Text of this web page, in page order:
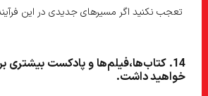
تعجب نکنید اگر مسیرهای جدیدی در این فرآیند
14. کتابها،فیلم‌هاو پادکستبیشتری
خواهید داشت.